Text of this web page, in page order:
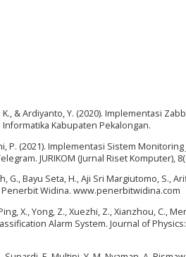
K., & Ardiyanto, Y. (2020). Implementasi
Kabupaten Pekalongan.
P. (2021). Implementasi Sistem
JURIKOM (Jurnal Riset Komputer),
G., Bayu Seta, H., Aji Sri Margiutomo, S.,
Penerbit Widina. www.penerbitwidina.com
X., Yong, Z., Xuezhi, Z., Xianzhou, C.,
Alarm System. Journal of